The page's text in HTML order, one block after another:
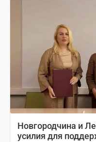
Новгородчина и
усилия для